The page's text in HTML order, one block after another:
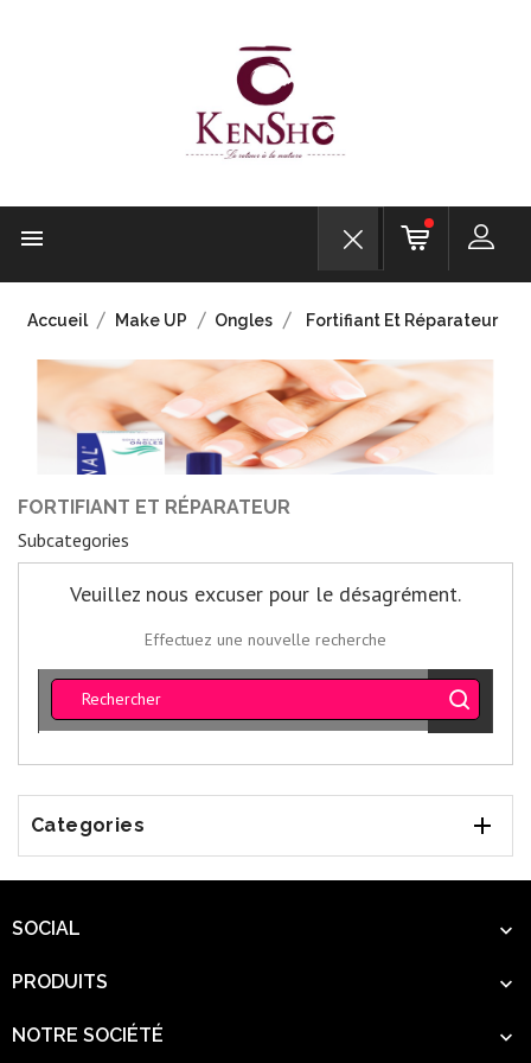

Accueil Make UP Ongles Fortifiant Et Réparateur
FORTIFIANT ET RÉPARATEUR
Subcategories
Veuillez nous excuser pour le désagrément.
Effectuez une nouvelle recherche
Categories 
SOCIAL 
PRODUITS 
NOTRE SOCIÉTÉ 